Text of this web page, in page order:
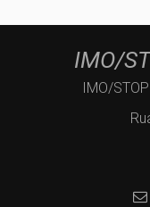
IMO/
IMO/